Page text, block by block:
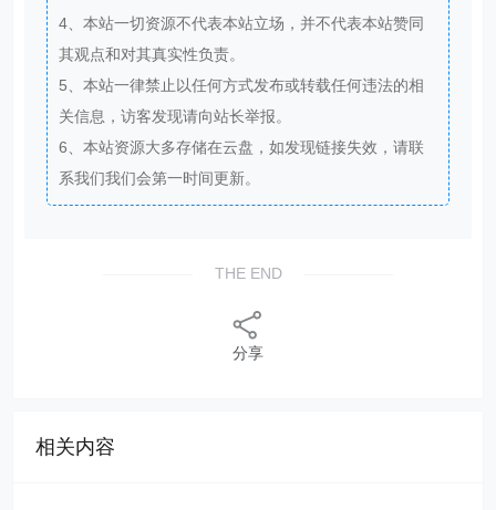
4、本站一切资源不代表本站立场，并不代表本站赞同
其观点和对其真实性负责。
5、本站一律禁止以任何方式发布或转载任何违法的相
关信息，访客发现请向站长举报。
6、本站资源大多存储在云盘，如发现链接失效，请联
系我们我们会第一时间更新。
THE END
分享
相关内容